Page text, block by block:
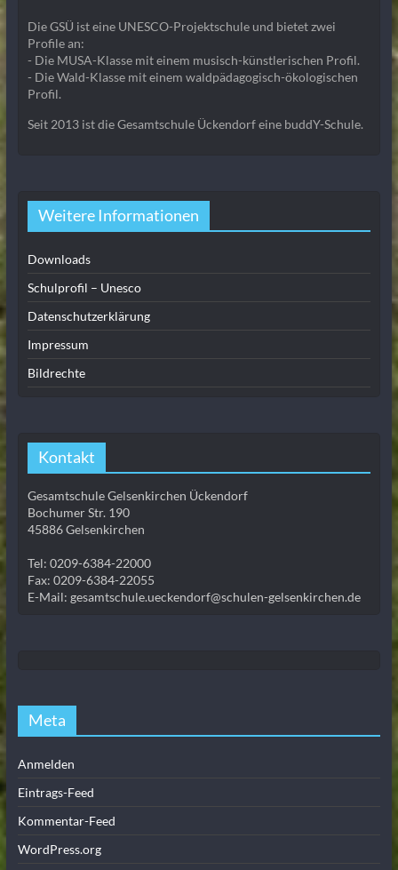
Die GSÜ ist eine UNESCO-Projektschule und bietet zwei
Profile an:
- Die MUSA-Klasse mit einem musisch-künstlerischen Profil.
- Die Wald-Klasse mit einem waldpädagogisch-ökologischen
Profil.
Seit 2013 ist die Gesamtschule Ückendorf eine buddY-Schule.
Weitere Informationen
Downloads
Schulprofil – Unesco
Datenschutzerklärung
Impressum
Bildrechte
Kontakt
Gesamtschule Gelsenkirchen Ückendorf
Bochumer Str. 190
45886 Gelsenkirchen
Tel: 0209-6384-22000
Fax: 0209-6384-22055
E-Mail: gesamtschule.ueckendorf@schulen-gelsenkirchen.de
Meta
Anmelden
Eintrags-Feed
Kommentar-Feed
WordPress.org